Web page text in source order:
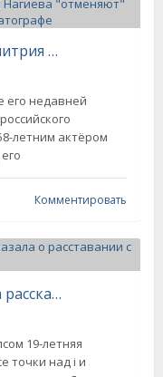
"Сняли со всех баннеров". Дмитрия Нагиева "отменяют" после слов о СВО и российском кинематографе
его недавней
летним актёром
Комментировать
"Контракт был". Аврора Киба рассказала о расставании с Григорием Лепсом
19-летняя
точки над i и